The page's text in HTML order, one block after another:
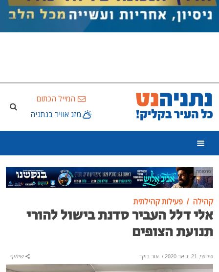
המייל הכתום
מזג אוויר בנתניה
פרסומת
קהילה פעילות קהילתית
אלי דלל העביר סדנת בישול להורי
תנועת הצופים
שלישי, 21 ינואר 2020 / אור בוקר שיתוף